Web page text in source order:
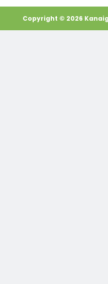
Copyright © 2026